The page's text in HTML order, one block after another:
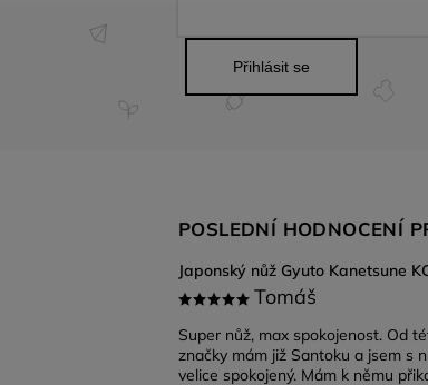
POSLEDNÍ HODNOCENÍ
Tomáš
Super nůž, max spokojenost. Od
značky mám již Santoku a jsem s
velice spokojený. Mám k němu
Přihlásit se